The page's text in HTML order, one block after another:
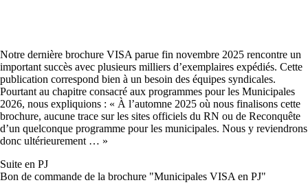
Notre dernière brochure VISA parue fin novembre 2025 rencontre un
important succès avec plusieurs milliers d’exemplaires expédiés. Cette
publication correspond bien à un besoin des équipes syndicales.
Pourtant au chapitre consacré aux programmes pour les Municipales
2026, nous expliquions : « À l’automne 2025 où nous finalisons cette
brochure, aucune trace sur les sites officiels du RN ou de Reconquête
d’un quelconque programme pour les municipales. Nous y reviendrons
donc ultérieurement … »
Suite en PJ
Bon de commande de la brochure "Municipales VISA en PJ"